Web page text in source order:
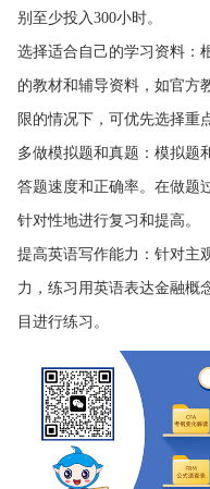
别至少投入300小时。
选择适合自己的学习资料：
的教材和辅导资料，如官方
限的情况下，可优先选择重
多做模拟题和真题：模拟题
答题速度和正确率。在做题
针对性地进行复习和提高。
提高英语写作能力：针对主
力，练习用英语表达金融概
目进行练习。